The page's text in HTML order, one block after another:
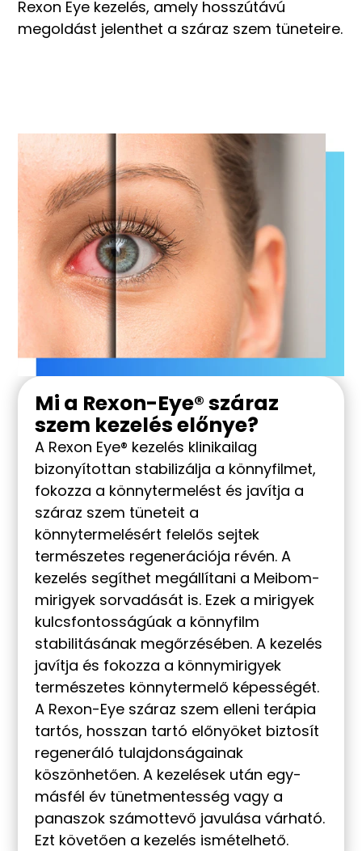
Rexon Eye kezelés, amely hosszútávú
megoldást jelenthet a száraz szem tüneteire.
Mi a Rexon-Eye® száraz
szem kezelés előnye?
A Rexon Eye® kezelés klinikailag
bizonyítottan stabilizálja a könnyfilmet,
fokozza a könnytermelést és javítja a
száraz szem tüneteit a
könnytermelésért felelős sejtek
természetes regenerációja révén. A
kezelés segíthet megállítani a Meibom-
mirigyek sorvadását is. Ezek a mirigyek
kulcsfontosságúak a könnyfilm
stabilitásának megőrzésében. A kezelés
javítja és fokozza a könnymirigyek
természetes könnytermelő képességét.
A Rexon-Eye száraz szem elleni terápia
tartós, hosszan tartó előnyöket biztosít
regeneráló tulajdonságainak
köszönhetően. A kezelések után egy-
másfél év tünetmentesség vagy a
panaszok számottevő javulása várható.
Ezt követően a kezelés ismételhető.